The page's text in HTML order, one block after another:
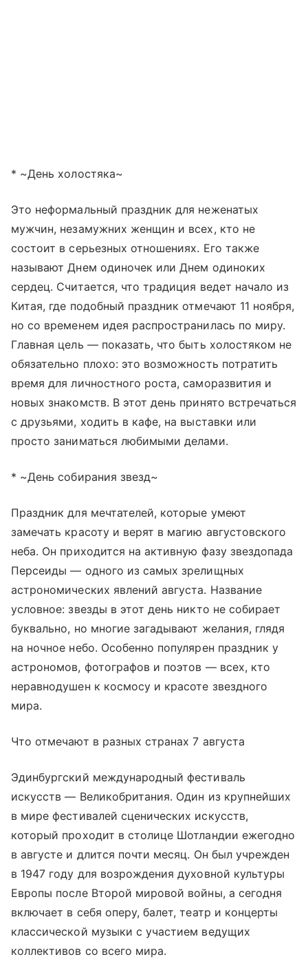
* ~День холостяка~
Это неформальный праздник для неженатых
мужчин, незамужних женщин и всех, кто не
состоит в серьезных отношениях. Его также
называют Днем одиночек или Днем одиноких
сердец. Считается, что традиция ведет начало из
Китая, где подобный праздник отмечают 11 ноября,
но со временем идея распространилась по миру.
Главная цель — показать, что быть холостяком не
обязательно плохо: это возможность потратить
время для личностного роста, саморазвития и
новых знакомств. В этот день принято встречаться
с друзьями, ходить в кафе, на выставки или
просто заниматься любимыми делами.
* ~День собирания звезд~
Праздник для мечтателей, которые умеют
замечать красоту и верят в магию августовского
неба. Он приходится на активную фазу звездопада
Персеиды — одного из самых зрелищных
астрономических явлений августа. Название
условное: звезды в этот день никто не собирает
буквально, но многие загадывают желания, глядя
на ночное небо. Особенно популярен праздник у
астрономов, фотографов и поэтов — всех, кто
неравнодушен к космосу и красоте звездного
мира.
Что отмечают в разных странах 7 августа
Эдинбургский международный фестиваль
искусств — Великобритания. Один из крупнейших
в мире фестивалей сценических искусств,
который проходит в столице Шотландии ежегодно
в августе и длится почти месяц. Он был учрежден
в 1947 году для возрождения духовной культуры
Европы после Второй мировой войны, а сегодня
включает в себя оперу, балет, театр и концерты
классической музыки с участием ведущих
коллективов со всего мира.